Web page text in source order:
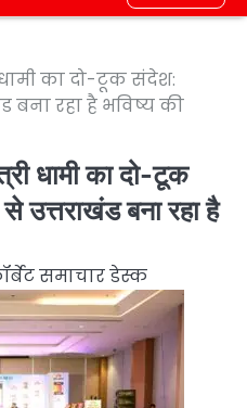
का दो-टूक संदेश:
बना रहा है भविष्य की
धामी का दो-टूक
उत्तराखंड बना रहा है
समाचार डेस्क